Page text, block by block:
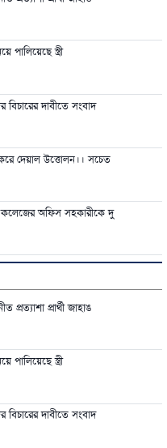
পালিয়েছে স্ত্রী
বিচারের দাবীতে সংবাদ
দেয়াল উত্তোলন।। সচেত
কলেজের অফিস সহকারীকে দু
প্রার্থী জাহাঙ
পালিয়েছে স্ত্রী
বিচারের দাবীতে সংবাদ